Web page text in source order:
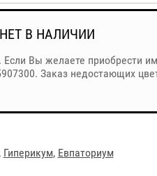
В НАЛИЧИИ
Вы желаете приобрести
Заказ недостающих
, Гиперикум, Евпаториум